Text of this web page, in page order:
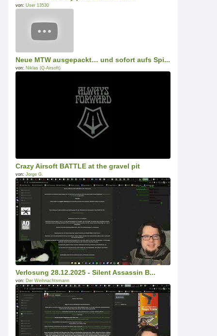
von: User 13530
Neue MTW ausgepackt… und sofort aufs Spi...
von: Niklas (Q-Airsoft)
Crazy Airsoft BATTLE at the gravel pit
von: Jorge G.
Verlosung 28.12.2025 - Silent Assassin B...
von: Der Weihnachtsmann